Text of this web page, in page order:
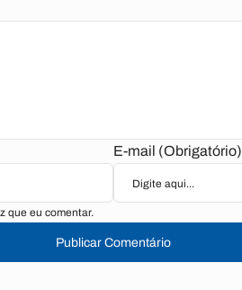
E-mail (Obrigatório)
que eu comentar.
Publicar Comentário